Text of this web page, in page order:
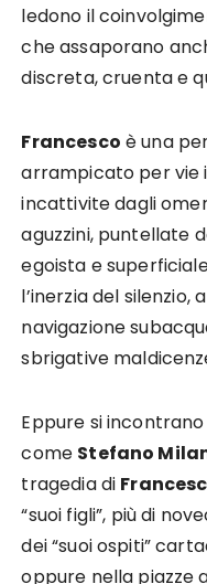
ledono il
che assaporano
discreta, cruenta e
Francesco è una
arrampicato per vie
incattivite dagli
aguzzini, puntellate
egoista e
l’inerzia del silenzio,
navigazione
sbrigative
Eppure si
come Stefano
tragedia di
“suoi figli”, più di
dei “suoi ospiti”
oppure nella piazze